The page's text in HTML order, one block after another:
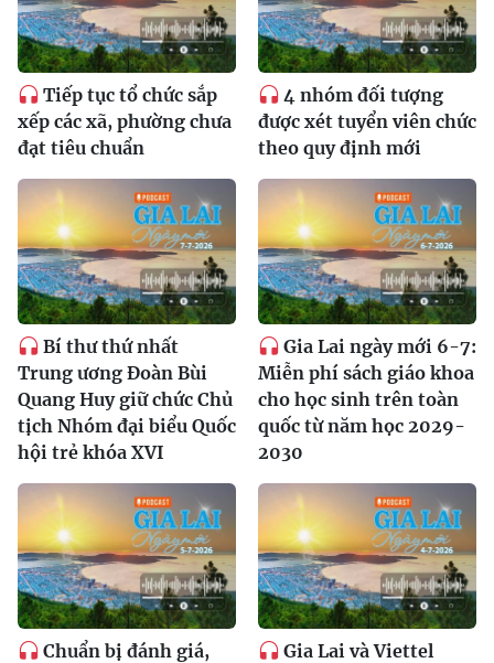
Tiếp tục tổ chức sắp
xếp các xã, phường chưa
đạt tiêu chuẩn
4 nhóm đối tượng
được xét tuyển viên chức
theo quy định mới
Bí thư thứ nhất
Trung ương Đoàn Bùi
Quang Huy giữ chức Chủ
tịch Nhóm đại biểu Quốc
hội trẻ khóa XVI
Gia Lai ngày mới 6-7:
Miễn phí sách giáo khoa
cho học sinh trên toàn
quốc từ năm học 2029-
2030
Chuẩn bị đánh giá,
Gia Lai và Viettel